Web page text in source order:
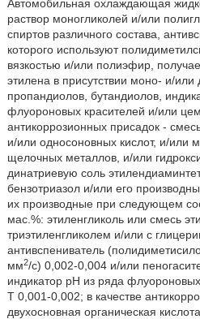
Автомобильная охлаждающая
раствор моногликолей и/или
спиртов различного состава,
которого используют
вязкостью и/или полиэфир,
этилена в присутствии моно- и/или
пропандиолов, бутандиолов,
флуороновых красителей и/или
антикоррозионных присадок -
и/или односоновных кислот, и/или
щелочных металлов, и/или
динатриевую соль
бензотриазол и/или его
их производные при следующем
мас.%: этиленгликоль или смесь
триэтиленгликолем и/или с
антивспениватель
мм2/с) 0,002-0,004 и/или
индикатор рН из ряда
Т 0,001-0,002; в качестве
двухосновная органическая